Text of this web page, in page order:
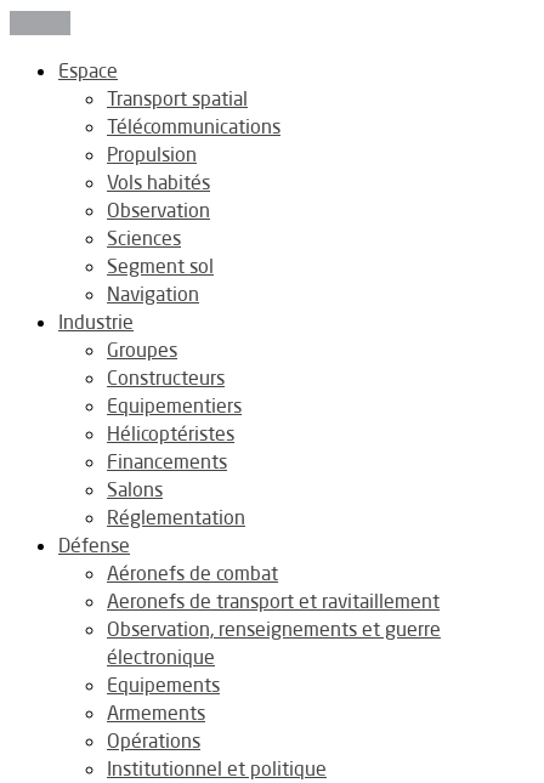
Espace
Transport spatial
Télécommunications
Propulsion
Vols habités
Observation
Sciences
Segment sol
Navigation
Industrie
Groupes
Constructeurs
Equipementiers
Hélicoptéristes
Financements
Salons
Réglementation
Défense
Aéronefs de combat
Aeronefs de transport et ravitaillement
Observation, renseignements et guerre
électronique
Equipements
Armements
Opérations
Institutionnel et politique